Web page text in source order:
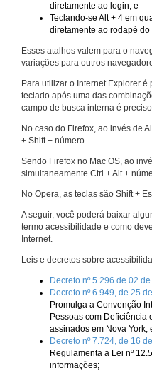
diretamente ao login; e
Teclando-se Alt + 4 em
diretamente ao rodapé do
Esses atalhos valem para o
variações para outros
Para utilizar o Internet Explorer
teclado após uma das
campo de busca interna é
No caso do Firefox, ao invés de
+ Shift + número.
Sendo Firefox no Mac OS, ao
simultaneamente Ctrl + Alt +
No Opera, as teclas são Shift +
A seguir, você poderá baixar
termo acessibilidade e como
Internet.
Leis e decretos sobre
Decreto nº 5.296 de 02
Decreto nº 6.949, de 25
Promulga a Convenção
Pessoas com Deficiência
assinados em Nova York,
Decreto nº 7.724, de 16
Regulamenta a Lei nº
informações;